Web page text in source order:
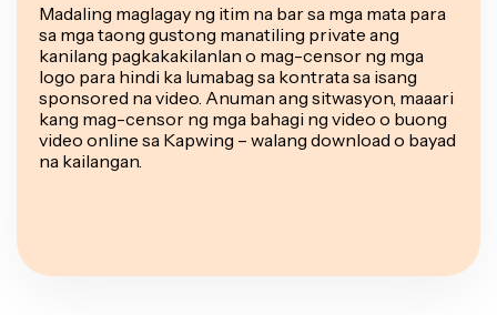
Madaling maglagay ng itim na bar sa mga mata para
sa mga taong gustong manatiling private ang
kanilang pagkakakilanlan o mag-censor ng mga
logo para hindi ka lumabag sa kontrata sa isang
sponsored na video. Anuman ang sitwasyon, maaari
kang mag-censor ng mga bahagi ng video o buong
video online sa Kapwing – walang download o bayad
na kailangan.